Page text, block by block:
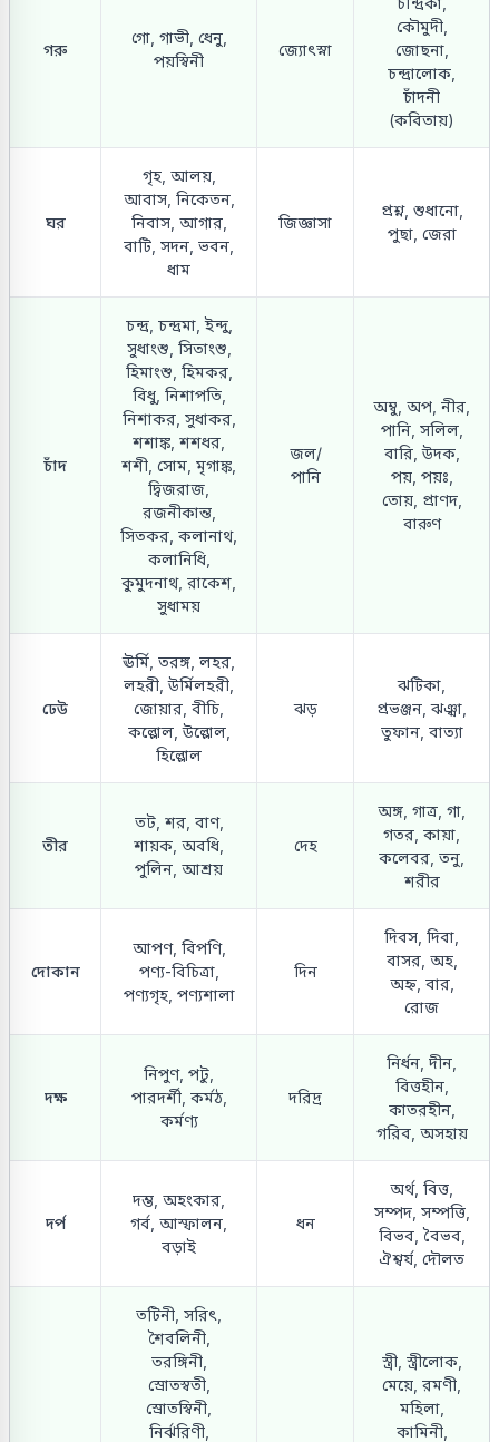
গরু
গো, গাভী, ধেনু,
পয়স্বিনী
জ্যোৎস্না
কৌমুদী,
জোছনা,
চন্দ্রালোক,
চাঁদনী
(কবিতায়)
ঘর
গৃহ, আলয়,
আবাস, নিকেতন,
নিবাস, আগার,
বাটি, সদন, ভবন,
ধাম
জিজ্ঞাসা
প্রশ্ন, শুধানো,
পুছা, জেরা
চাঁদ
চন্দ্র, চন্দ্রমা, ইন্দু,
সুধাংশু, সিতাংশু,
হিমাংশু, হিমকর,
বিধু, নিশাপতি,
নিশাকর, সুধাকর,
শশাঙ্ক, শশধর,
শশী, সোম, মৃগাঙ্ক,
দ্বিজরাজ,
রজনীকান্ত,
সিতকর, কলানাথ,
কলানিধি,
কুমুদনাথ, রাকেশ,
সুধাময়
জল/
পানি
অম্বু, অপ, নীর,
পানি, সলিল,
বারি, উদক,
পয়, পয়ঃ,
তোয়, প্রাণদ,
বারুণ
ঢেউ
ঊর্মি, তরঙ্গ, লহর,
লহরী, উর্মিলহরী,
জোয়ার, বীচি,
কল্লোল, উল্লোল,
হিল্লোল
ঝড়
ঝটিকা,
প্রভঞ্জন, ঝঞ্ঝা,
তুফান, বাত্যা
তীর
তট, শর, বাণ,
শায়ক, অবধি,
পুলিন, আশ্রয়
দেহ
অঙ্গ, গাত্র, গা,
গতর, কায়া,
কলেবর, তনু,
শরীর
দোকান
আপণ, বিপণি,
পণ্য-বিচিত্রা,
পণ্যগৃহ, পণ্যশালা
দিন
দিবস, দিবা,
বাসর, অহ,
অহ্ন, বার,
রোজ
দক্ষ
নিপুণ, পটু,
পারদর্শী, কর্মঠ,
কর্মণ্য
দরিদ্র
নির্ধন, দীন,
বিত্তহীন,
কাতরহীন,
গরিব, অসহায়
দর্প
দম্ভ, অহংকার,
গর্ব, আস্ফালন,
বড়াই
ধন
অর্থ, বিত্ত,
সম্পদ, সম্পত্তি,
বিভব, বৈভব,
ঐশ্বর্য, দৌলত
তটিনী, সরিৎ,
শৈবলিনী,
তরঙ্গিনী,
স্রোতস্বতী,
স্রোতস্বিনী,
নির্ঝরিণী,
স্ত্রী, স্ত্রীলোক,
মেয়ে, রমণী,
মহিলা,
কামিনী,